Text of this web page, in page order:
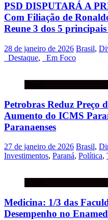
PSD DISPUTARÁ A
Com Filiação de
Reune 3 dos 5
28 de janeiro de 2026 Brasil,
_Destaque, _Em Foco
Petrobras Reduz Preço
Aumento do ICMS
Paranaenses
27 de janeiro de 2026 Brasil,
Investimentos, Paraná, Política,
Medicina: 1/3 das
Desempenho no